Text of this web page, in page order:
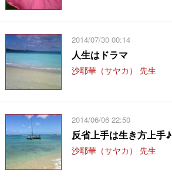
2014/07/30 00:14
人生はドラマ
沙耶華（サヤカ） 先生
2014/06/06 22:50
反省上手は生き方上手♪
沙耶華（サヤカ） 先生